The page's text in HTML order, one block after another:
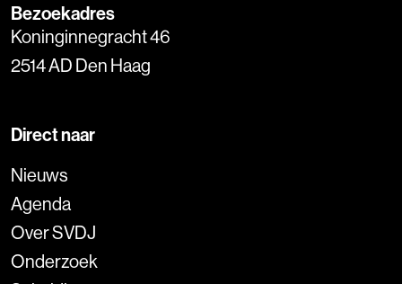
Bezoekadres
Koninginnegracht 46
2514 AD Den Haag
Direct naar
Nieuws
Agenda
Over SVDJ
Onderzoek